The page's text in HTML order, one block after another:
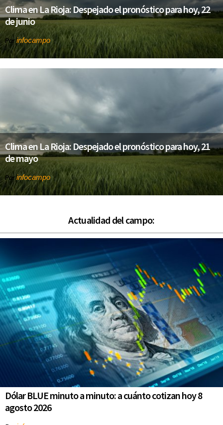
Clima en La Rioja: Despejado el pronóstico para hoy, 22
de junio
Porinfocampo
Clima en La Rioja: Despejado el pronóstico para hoy, 21
de mayo
Porinfocampo
Actualidad del campo:
Dólar BLUE minuto a minuto: a cuánto cotizan hoy 8
agosto 2026